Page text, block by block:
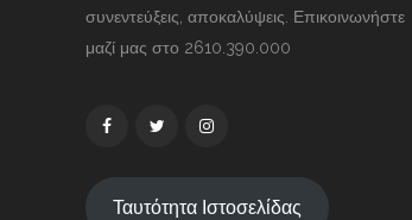
συνεντεύξεις, αποκαλύψεις. Επικοινωνήστε
μαζί μας στο 2610.390.000
Ταυτότητα Ιστοσελίδας